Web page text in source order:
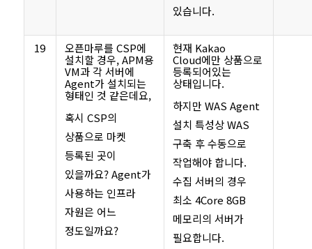
있습니다.
19
오픈마루를 CSP에
설치할 경우, APM용
VM과 각 서버에
Agent가 설치되는
형태인 것 같은데요,
혹시 CSP의
상품으로 마켓
등록된 곳이
있을까요? Agent가
사용하는 인프라
자원은 어느
정도일까요?
현재 Kakao
Cloud에만 상품으로
등록되어있는
상태입니다.
하지만 WAS Agent
설치 특성상 WAS
구축 후 수동으로
작업해야 합니다.
수집 서버의 경우
최소 4Core 8GB
메모리의 서버가
필요합니다.